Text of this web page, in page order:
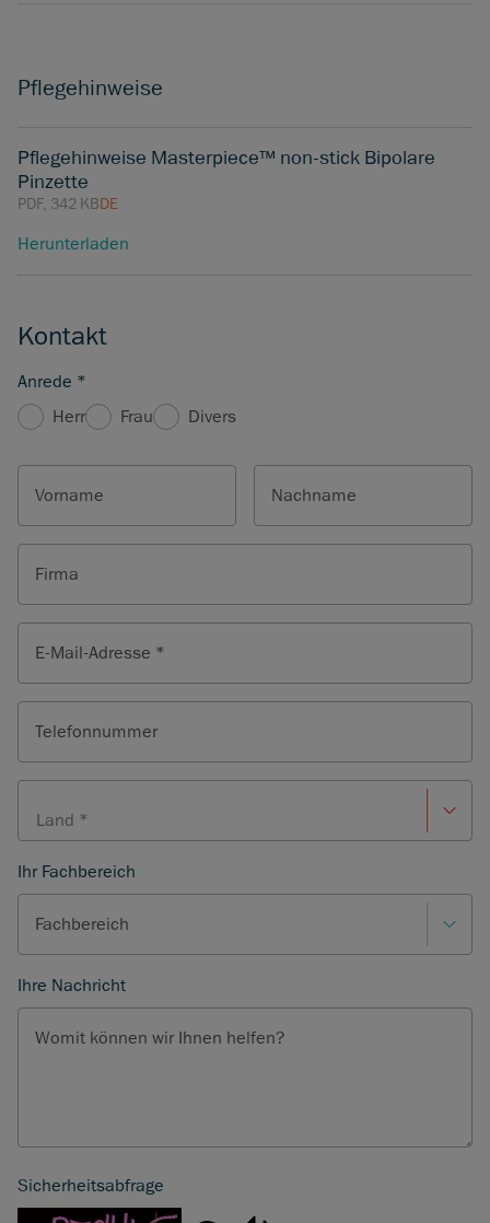
Pflegehinweise
Pflegehinweise Masterpiece™ non-stick Bipolare
Pinzette
PDF, 342 KBDE
Herunterladen
Kontakt
Anrede *
Herr
Frau Divers
Vorname Nachname
Firma
E-Mail-Adresse *
Telefonnummer
Ihr Fachbereich
Fachbereich
Ihre Nachricht
Womit können wir Ihnen helfen?
Sicherheitsabfrage